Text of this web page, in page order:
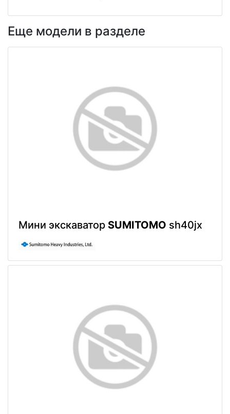
Еще модели в разделе
Мини экскаватор SUMITOMO sh40jx